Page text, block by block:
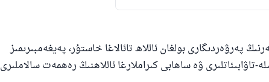
پەرۋەردىگارى بولغان ئاللاھ تائالاغا خاستۇر، پەيغەمبىرىمىز
تاۋابىئاتلىرى ۋە ساھابى كىراملارغا ئاللاھنىڭ رەھمەت سالاملىرى